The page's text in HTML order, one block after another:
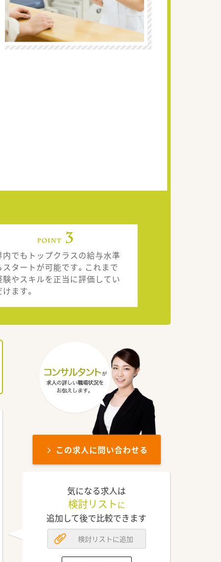
内でもトップクラスの給与水準
スタートが可能です。これまで
験やスキルを正当に評価してい
ます。
この求人に問い合わせる
気になる求人は
検討リスト に
追加して後で比較できます
検討リストに追加